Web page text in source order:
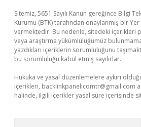
Sitemiz, 5651 Sayılı Kanun gereğince Bilgi
Kurumu (BTK) tarafından onaylanmış bir
vermektedir. Bu nedenle, sitedeki içerikleri
veya araştırma yükümlülüğümüz
yazdıkları içeriklerin sorumluluğunu
bu sorumluluğu kabul etmiş sayılırlar.
Hukuka ve yasal düzenlemelere aykırı
içerikleri, backlinkpanelicomtr@gmail.com
halinde, ilgili içerikler yasal süre içerisinde